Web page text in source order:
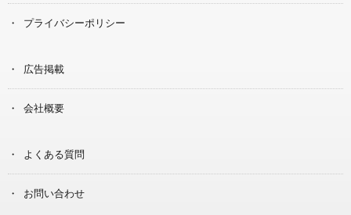
プライバシーポリシー
広告掲載
会社概要
よくある質問
お問い合わせ